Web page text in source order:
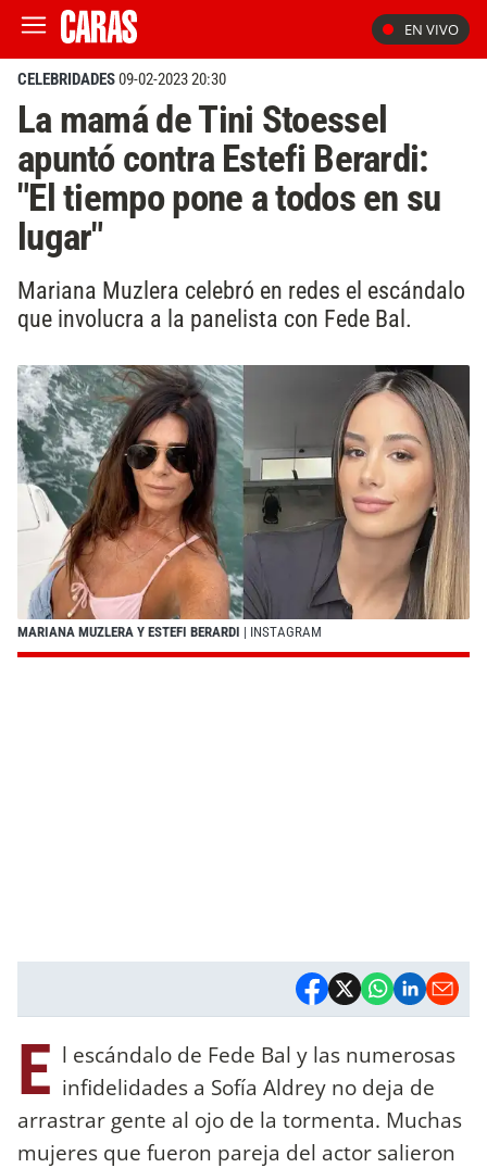
EN VIVO
CELEBRIDADES09-02-2023 20:30
La mamá de Tini Stoessel
apuntó contra Estefi Berardi:
"El tiempo pone a todos en su
lugar"
Mariana Muzlera celebró en redes el escándalo
que involucra a la panelista con Fede Bal.
MARIANA MUZLERA Y ESTEFI BERARDI | INSTAGRAM
E l escándalo de Fede Bal y las numerosas
infidelidades a Sofía Aldrey no deja de
arrastrar gente al ojo de la tormenta. Muchas
mujeres que fueron pareja del actor salieron